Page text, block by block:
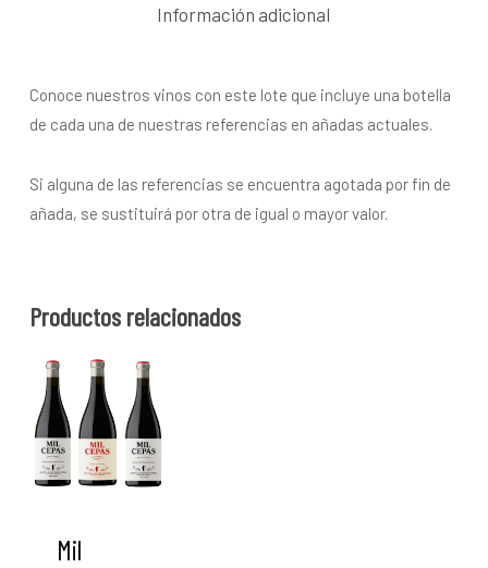
Información adicional
Conoce nuestros vinos con este lote que incluye una botella
de cada una de nuestras referencias en añadas actuales.
Si alguna de las referencias se encuentra agotada por fin de
añada, se sustituirá por otra de igual o mayor valor.
Productos relacionados
Mil